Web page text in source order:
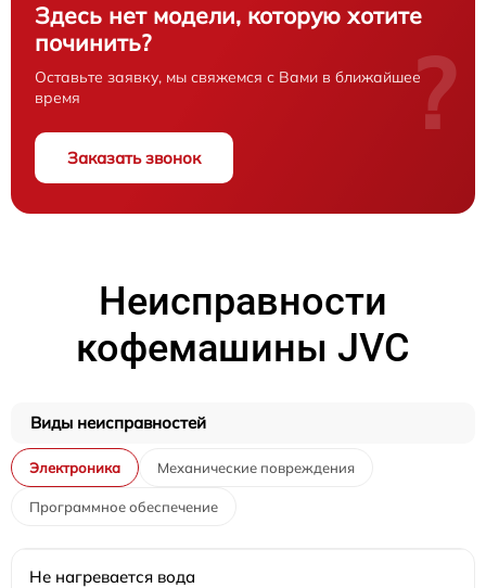
Здесь нет модели, которую хотите
починить?
Оставьте заявку, мы свяжемся с Вами в ближайшее
время
Заказать звонок
?
Неисправности
кофемашины JVC
Виды неисправностей
Электроника Механические повреждения
Программное обеспечение
Не нагревается вода